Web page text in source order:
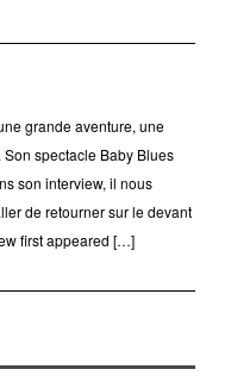
grande aventure, une
spectacle Baby Blues
son interview, il nous
de retourner sur le devant
first appeared […]